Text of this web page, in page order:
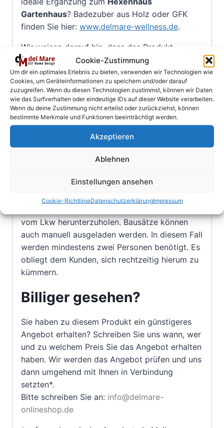
Cookie-Zustimmung
Um dir ein optimales Erlebnis zu bieten, verwenden wir Technologien wie
Cookies, um Geräteinformationen zu speichern und/oder darauf
zuzugreifen. Wenn du diesen Technologien zustimmst, können wir Daten
wie das Surfverhalten oder eindeutige IDs auf dieser Website verarbeiten.
Wenn du deine Zustimmung nicht erteilst oder zurückziehst, können
bestimmte Merkmale und Funktionen beeinträchtigt werden.
Akzeptieren
Ablehnen
Einstellungen ansehen
Cookie-RichtlinieDatenschutzerklärungImpressum
Gartenhaus? Badezuber aus Holz oder GFK
finden Sie hier: www.delmare-wellness.de.
Wir weisen darauf hin, dass das Produkt
ständig weiterentwickelt wird und damit in
Details von dem dargestellten Foto abweichen
kann. Auch können Fotos ggf.
Sonderausstattungen oder individuelle
Kundenausstattungen enthalten!
Wichtiger Lieferhinweis
Der Käufer muss das Abladen der Bestellung
Anlieferung der Ware selbst organisieren.
Ein Gabelstapler oder Traktor/Radlader mit
vom Lkw herunterzuholen. Bausätze können
auch manuell ausgeladen werden. In diesem Fall
werden mindestens zwei Personen benötigt. Es
obliegt dem Kunden, sich rechtzeitig hierum zu
kümmern.
Billiger gesehen?
Sie haben zu diesem Produkt ein günstigeres
Angebot erhalten? Schreiben Sie uns wann, wer
und zu welchem Preis Sie das Angebot erhalten
haben. Wir werden das Angebot prüfen und uns
dann umgehend mit Ihnen in Verbindung
setzten*.
Bitte schreiben Sie an: info@delmare-
onlineshop.de